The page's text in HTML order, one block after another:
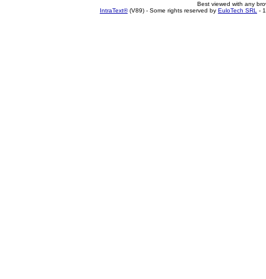
Best viewed with any
IntraText®(V89) - Some rights reserved by EuloTech SRL -